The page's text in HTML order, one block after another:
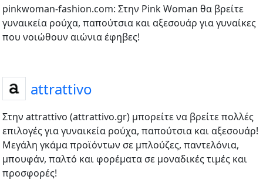
pinkwoman-fashion.com: Στην Pink Woman θα βρείτε
γυναικεία ρούχα, παπούτσια και αξεσουάρ για γυναίκες
που νοιώθουν αιώνια έφηβες!
attrattivo
Στην attrattivo (attrattivo.gr) μπορείτε να βρείτε πολλές
επιλογές για γυναικεία ρούχα, παπούτσια και αξεσουάρ!
Μεγάλη γκάμα προϊόντων σε μπλούζες, παντελόνια,
μπουφάν, παλτό και φορέματα σε μοναδικές τιμές και
προσφορές!